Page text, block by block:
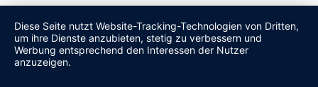
Diese Seite nutzt Website-Tracking-Technologien von Dritten,
um ihre Dienste anzubieten, stetig zu verbessern und
Werbung entsprechend den Interessen der Nutzer
anzuzeigen.